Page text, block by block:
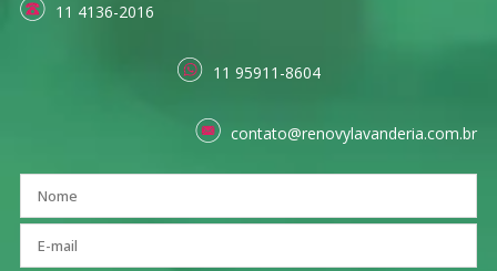
11 4136-2016
11 95911-8604
contato@renovylavanderia.com.br